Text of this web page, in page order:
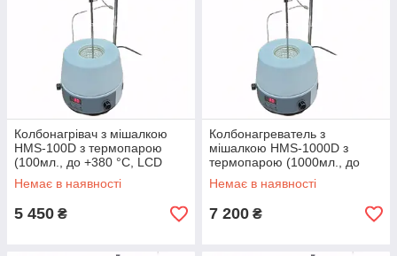
Колбонагрівач з мішалкою
HMS-100D з термопарою
(100мл., до +380 °C, LCD
дисплей)
Немає в наявності
5 450 ₴
Колбонагреватель з
мішалкою HMS-1000D з
термопарою (1000мл., до
+380 °C, LCD дисплей) 1000
Немає в наявності
7 200 ₴